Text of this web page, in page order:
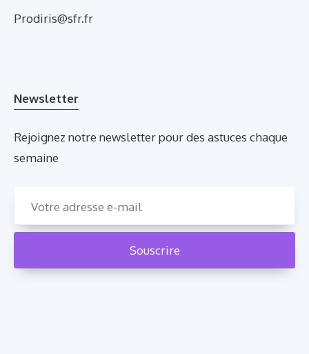
Prodiris@sfr.fr
Newsletter
Rejoignez notre newsletter pour des astuces chaque
semaine